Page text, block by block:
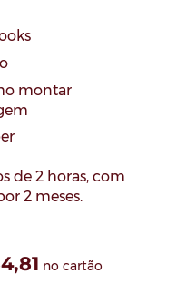
montar
de 2 horas, com
2 meses.
no cartão